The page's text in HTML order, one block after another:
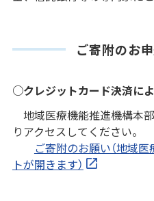
ご寄附のお
○クレジットカード決済に
地域医療機能推進機構本
りアクセスしてください。
ご寄附のお願い（地域
トが開きます）